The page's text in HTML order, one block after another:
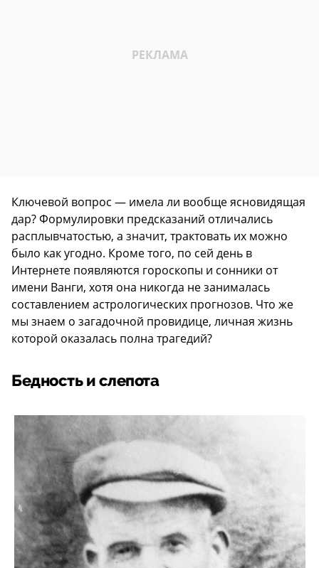
Ключевой вопрос — имела ли вообще ясновидящая
дар? Формулировки предсказаний отличались
расплывчатостью, а значит, трактовать их можно
было как угодно. Кроме того, по сей день в
Интернете появляются гороскопы и сонники от
имени Ванги, хотя она никогда не занималась
составлением астрологических прогнозов. Что же
мы знаем о загадочной провидице, личная жизнь
которой оказалась полна трагедий?
Бедность и слепота